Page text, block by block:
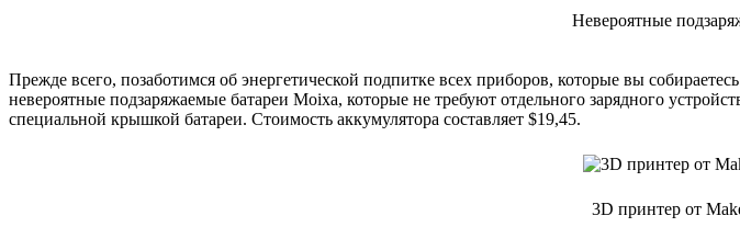
Невероятные
Прежде всего, позаботимся об энергетической подпитке всех приборов, которые вы
невероятные подзаряжаемые батареи Moixa, которые не требуют отдельного зарядного
специальной крышкой батареи. Стоимость аккумулятора составляет $19,45.
3D принтер от